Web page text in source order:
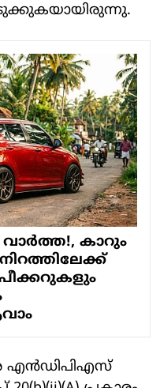
കാറും
എൻഡിപിഎസ്